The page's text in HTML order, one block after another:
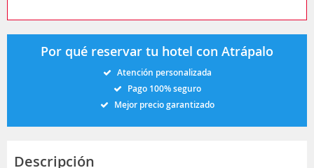
Por qué reservar tu hotel con Atrápalo
Atención personalizada
Pago 100% seguro
Mejor precio garantizado
Descripción